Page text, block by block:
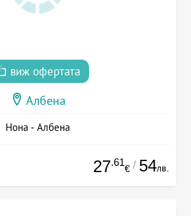
виж офертата
Албена
Нона - Албена
27.61
€ / 54лв.